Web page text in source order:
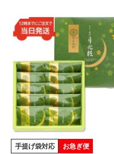
手提げ袋対応 お急ぎ便